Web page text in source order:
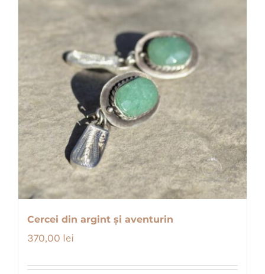
Cercei din argint și aventurin
370,00 lei